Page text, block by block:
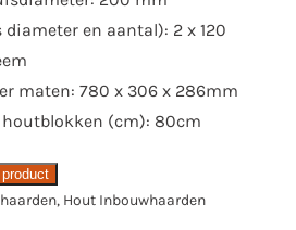
en aantal): 2 x 120
maten: 780 x 306 x 286mm
(cm): 80cm
, Hout Inbouwhaarden